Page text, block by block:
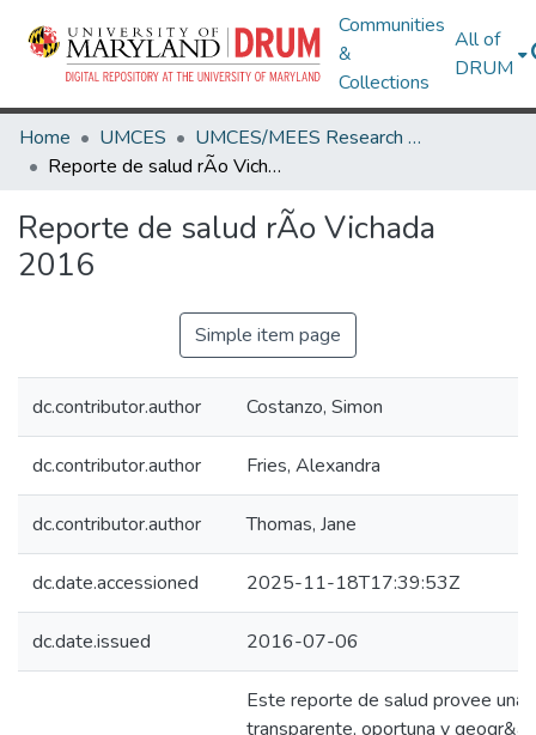
Communities
&
Collections
All of
DRUM
Home UMCES
UMCES/MEES Research Works
Reporte de salud rÃ­o Vichada 2016
Reporte de salud rÃ­o Vichada
2016
Simple item page
dc.contributor.author Costanzo, Simon
dc.contributor.author Fries, Alexandra
dc.contributor.author Thomas, Jane
dc.date.accessioned 2025-11-18T17:39:53Z
dc.date.issued 2016-07-06
Este reporte de salud provee una
transparente, oportuna y